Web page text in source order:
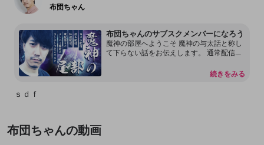
布団ちゃん
布団ちゃんのサブスクメンバーになろう
魔神の部屋へようこそ 魔神の与太話と称し
て下らない話をお伝えします。 通常配信で
を許可しておりません。 配信内容をリーク
続きをみる
ｓｄｆ
布団ちゃんの動画